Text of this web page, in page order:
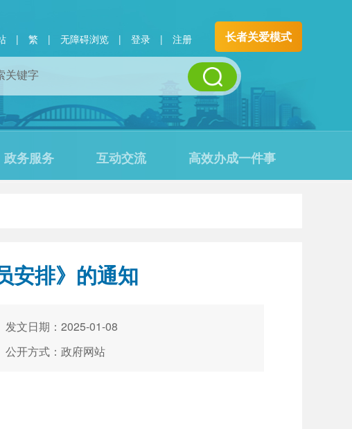
| 繁 | 无障碍浏览 | 登录 | 注册 长者关爱模式
政务服务 互动交流 高效办成一件事
安排》的通知
发文日期：2025-01-08
公开方式：政府网站